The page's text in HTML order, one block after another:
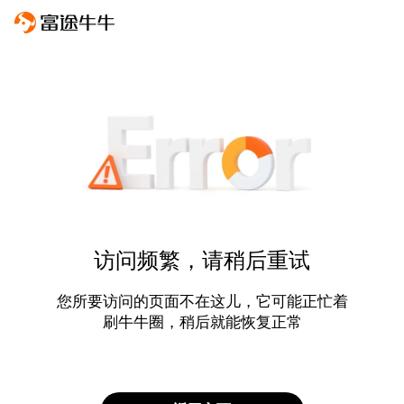
访问频繁，请稍后重试
您所要访问的页面不在这儿，它可能正忙着
刷牛牛圈，稍后就能恢复正常